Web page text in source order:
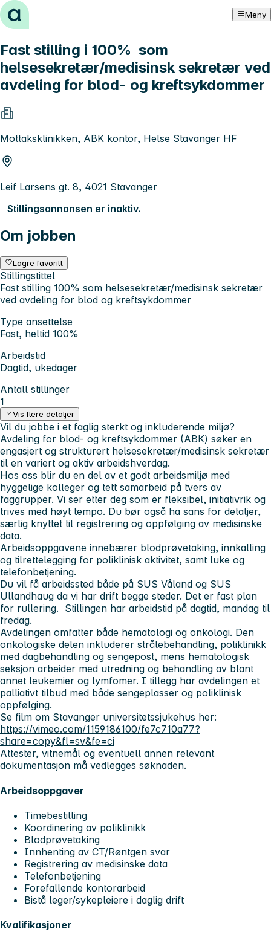
Hopp til innhold Meny
Fast stilling i 100% som
helsesekretær/medisinsk sekretær ved
avdeling for blod- og kreftsykdommer
Mottaksklinikken, ABK kontor, Helse Stavanger HF
Leif Larsens gt. 8, 4021 Stavanger
Stillingsannonsen er inaktiv.
Om jobben
Lagre favoritt
Stillingstittel
Fast stilling 100% som helsesekretær/medisinsk sekretær
ved avdeling for blod og kreftsykdommer
Type ansettelse
Fast, heltid 100%
Arbeidstid
Dagtid, ukedager
Antall stillinger
1
Vis flere detaljer
Vil du jobbe i et faglig sterkt og inkluderende miljø?
Avdeling for blod- og kreftsykdommer (ABK) søker en
engasjert og strukturert helsesekretær/medisinsk sekretær
til en variert og aktiv arbeidshverdag.
Hos oss blir du en del av et godt arbeidsmiljø med
hyggelige kolleger og tett samarbeid på tvers av
faggrupper. Vi ser etter deg som er fleksibel, initiativrik og
trives med høyt tempo. Du bør også ha sans for detaljer,
særlig knyttet til registrering og oppfølging av medisinske
data.
Arbeidsoppgavene innebærer blodprøvetaking, innkalling
og tilrettelegging for poliklinisk aktivitet, samt luke og
telefonbetjening.
Du vil få arbeidssted både på SUS Våland og SUS
Ullandhaug da vi har drift begge steder. Det er fast plan
for rullering. Stillingen har arbeidstid på dagtid, mandag til
fredag.
Avdelingen omfatter både hematologi og onkologi. Den
onkologiske delen inkluderer strålebehandling, poliklinikk
med dagbehandling og sengepost, mens hematologisk
seksjon arbeider med utredning og behandling av blant
annet leukemier og lymfomer. I tillegg har avdelingen et
palliativt tilbud med både sengeplasser og poliklinisk
oppfølging.
Se film om Stavanger universitetssjukehus her:
https://vimeo.com/1159186100/fe7c710a77?
share=copy&fl=sv&fe=ci
Attester, vitnemål og eventuell annen relevant
dokumentasjon må vedlegges søknaden.
Arbeidsoppgaver
Timebestilling
Koordinering av poliklinikk
Blodprøvetaking
Innhenting av CT/Røntgen svar
Registrering av medisinske data
Telefonbetjening
Forefallende kontorarbeid
Bistå leger/sykepleiere i daglig drift
Kvalifikasjoner